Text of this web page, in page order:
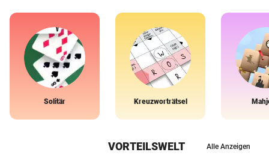
Solitär Kreuzworträtsel
VORTEILSWELT Alle Anzeigen